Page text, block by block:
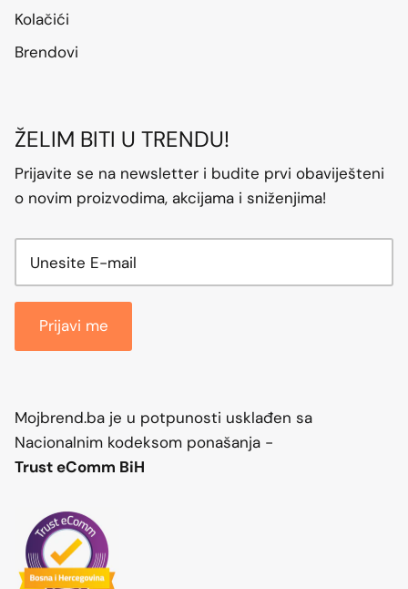
Kolačići
Brendovi
ŽELIM BITI U TRENDU!
Prijavite se na newsletter i budite prvi obaviješteni
o novim proizvodima, akcijama i sniženjima!
Prijavi me
Mojbrend.ba je u potpunosti usklađen sa
Nacionalnim kodeksom ponašanja -
Trust eComm BiH